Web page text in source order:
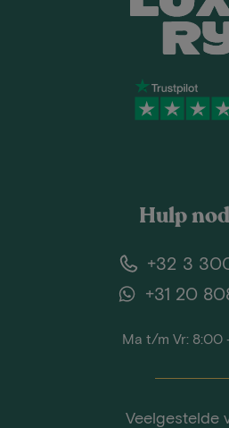
Hulp
+32 3
+31 20
Ma t/m Vr: 8:00
Veelgestelde